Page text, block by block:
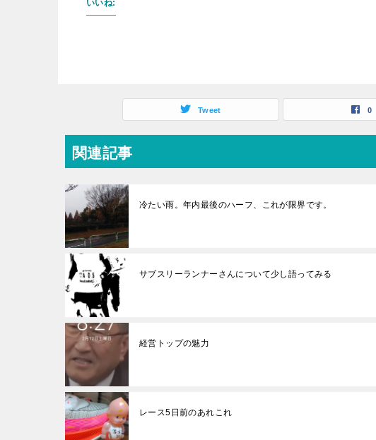
いいね:
Tweet 0
関連記事
冷たい雨。年内最後のハーフ、これが限界です。
サブスリーランナーさんについて少し語ってみる
経営トップの魅力
レース5日前のあれこれ